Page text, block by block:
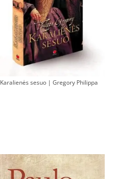
Karalienės sesuo | Gregory Philippa